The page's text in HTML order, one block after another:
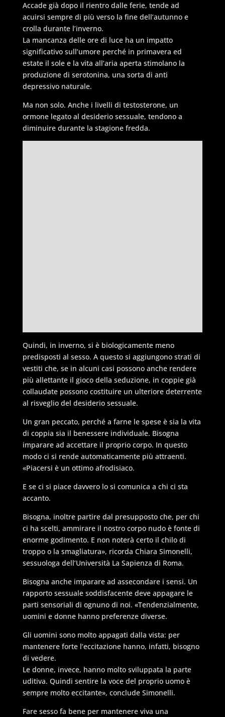
Accade già dopo il rientro dalle ferie, tende ad
acuirsi sempre di più verso la fine dell’autunno e
crolla durante l’inverno.
La mancanza delle ore di luce ha un impatto
significativo sull’umore perché in primavera ed
estate il sole e la vita all’aria aperta stimolano la
produzione di serotonina, una sorta di anti
depressivo naturale.
Ma non solo. Anche i livelli di testosterone, un
ormone legato al desiderio sessuale, tendono a
diminuire durante la stagione fredda.
Quindi, in inverno, si è biologicamente meno
predisposti al sesso. A questo si aggiungono strati di
vestiti che, se in alcuni casi possono anche rendere
più allettante il gioco della seduzione, in coppie già
collaudate possono costituire un ulteriore deterrente
al risveglio del desiderio sessuale.
Un gran peccato, perché a farne le spese è sia la vita
di coppia sia il benessere individuale. Bisogna
imparare ad accettare il proprio corpo. In questo
modo ci si rende automaticamente più attraenti.
«Piacersi è un ottimo afrodisiaco.
E se ci si piace davvero lo si comunica a chi ci sta
accanto.
Bisogna, inoltre partire dal presupposto che, per chi
ci ha scelti, ammirare il nostro corpo nudo è fonte di
enorme godimento. E non noterà certo il chilo di
troppo o la smagliatura», ricorda Chiara Simonelli,
sessuologa dell’Università La Sapienza di Roma.
Bisogna anche imparare ad assecondare i sensi. Un
rapporto sessuale soddisfacente deve appagare le
parti sensoriali di ognuno di noi. «Tendenzialmente,
uomini e donne hanno preferenze diverse.
Gli uomini sono molto appagati dalla vista: per
mantenere forte l’eccitazione hanno, infatti, bisogno
di vedere.
Le donne, invece, hanno molto sviluppata la parte
uditiva. Quindi sentire la voce del proprio uomo è
sempre molto eccitante», conclude Simonelli.
Fare sesso fa bene per mantenere viva una